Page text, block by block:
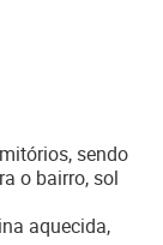
sendo
o bairro, sol
aquecida,